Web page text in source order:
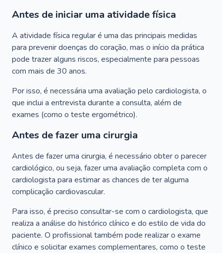
Antes de iniciar uma atividade física
A atividade física regular é uma das principais medidas
para prevenir doenças do coração, mas o início da prática
pode trazer alguns riscos, especialmente para pessoas
com mais de 30 anos.
Por isso, é necessária uma avaliação pelo cardiologista, o
que inclui a entrevista durante a consulta, além de
exames (como o teste ergométrico).
Antes de fazer uma cirurgia
Antes de fazer uma cirurgia, é necessário obter o parecer
cardiológico, ou seja, fazer uma avaliação completa com o
cardiologista para estimar as chances de ter alguma
complicação cardiovascular.
Para isso, é preciso consultar-se com o cardiologista, que
realiza a análise do histórico clínico e do estilo de vida do
paciente. O profissional também pode realizar o exame
clínico e solicitar exames complementares, como o teste